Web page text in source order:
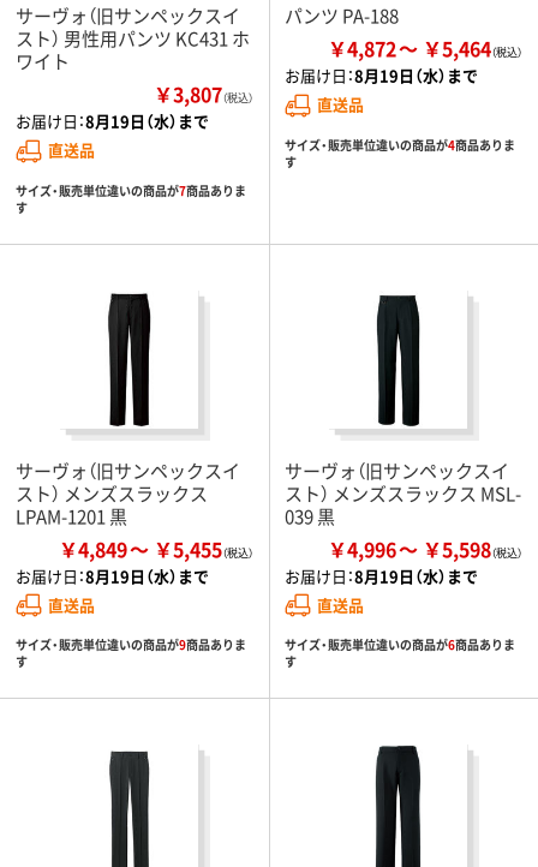
サーヴォ（旧サンペックスイ
スト） 男性用パンツ KC431 ホ
ワイト
￥3,807（税込）
お届け日：8月19日（水）まで
直送品
サイズ・販売単位違いの商品が7商品ありま
す
パンツ PA-188
￥4,872 ￥5,464
お届け日：8月19日（水）まで
直送品
サイズ・販売単位違いの商品が4商品ありま
す
サーヴォ（旧サンペックスイ
スト） メンズスラックス
LPAM-1201 黒
￥4,849 ￥5,455
お届け日：8月19日（水）まで
直送品
サイズ・販売単位違いの商品が9商品ありま
す
サーヴォ（旧サンペックスイ
スト） メンズスラックス MSL-
039 黒
￥4,996 ￥5,598
お届け日：8月19日（水）まで
直送品
サイズ・販売単位違いの商品が6商品ありま
す